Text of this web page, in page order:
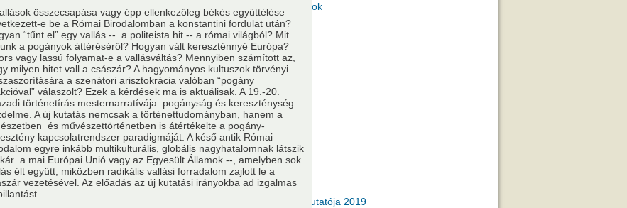
Nem akadémikus közgyűlési képviselők Szavazati jogú tagok
Testületek
Kutatója 2016 Év Kutatója 2019
összecsapása vagy épp ellenkezőleg békés együttélése
e be a Római Birodalomban a konstantini fordulat után?
“tűnt el” egy vallás -- a politeista hit -- a római világból? Mit
a pogányok áttéréséről? Hogyan vált kereszténnyé Európa?
vagy lassú folyamat-e a vallásváltás? Mennyiben számított az,
milyen hitet vall a császár? A hagyományos kultuszok törvényi
a szenátori arisztokrácia valóban “pogány
válaszolt? Ezek a kérdések ma is aktuálisak. A 19.-20.
történetírás mesternarratívája pogányság és kereszténység
A új kutatás nemcsak a történettudományban, hanem a
és művészettörténetben is átértékelte a pogány-
kapcsolatrendszer paradigmáját. A késő antik Római
egyre inkább multikulturális, globális nagyhatalomnak látszik
a mai Európai Unió vagy az Egyesült Államok --, amelyben sok
élt együtt, miközben radikális vallási forradalom zajlott le a
vezetésével. Az előadás az új kutatási irányokba ad izgalmas